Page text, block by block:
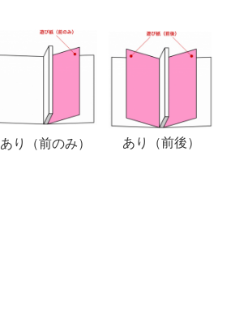
あり（前のみ） あり（前後）